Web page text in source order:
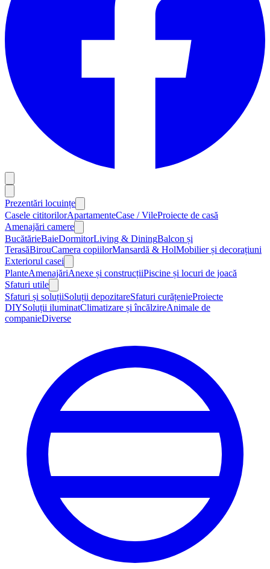
Prezentări locuințe
Casele cititorilorApartamenteCase / VileProiecte de casă
Amenajări camere
BucătărieBaieDormitorLiving & DiningBalcon și
TerasăBirouCamera copiilorMansardă & HolMobilier și decorațiuni
Exteriorul casei
PlanteAmenajăriAnexe și construcțiiPiscine și locuri de joacă
Sfaturi utile
Sfaturi și soluțiiSoluții depozitareSfaturi curățenieProiecte
DIYSoluții iluminatClimatizare și încălzireAnimale de
companieDiverse